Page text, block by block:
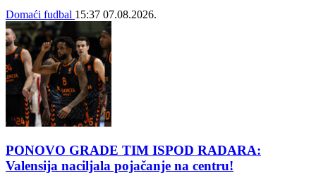
Domaći fudbal 15:37 07.08.2026.
PONOVO GRADE TIM ISPOD RADARA:
Valensija naciljala pojačanje na centru!